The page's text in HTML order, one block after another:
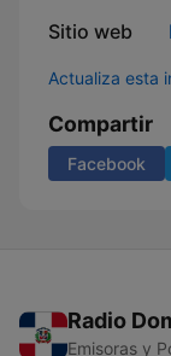
Sitio web
Actualiza esta
Compartir
Facebook
Radio
Emisoras y